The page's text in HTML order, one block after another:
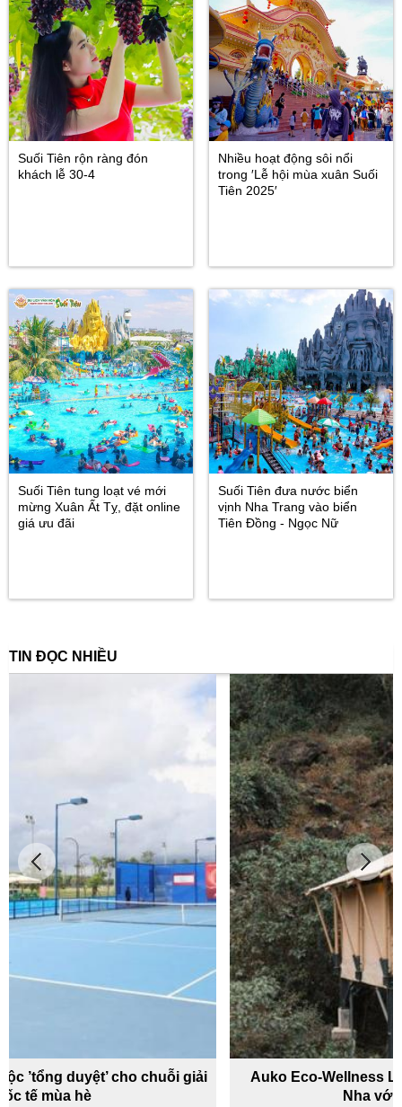
Suối Tiên rộn ràng đón
khách lễ 30-4
Nhiều hoạt động sôi nổi
trong ′Lễ hội mùa xuân Suối
Tiên 2025′
Suối Tiên tung loạt vé mới
mừng Xuân Ất Tỵ, đặt online
giá ưu đãi
Suối Tiên đưa nước biển
vịnh Nha Trang vào biển
Tiên Đồng - Ngọc Nữ
TIN ĐỌC NHIỀU
Auko Eco-Wellness Lodges khai trương tại Phong